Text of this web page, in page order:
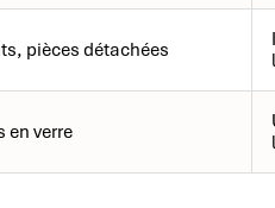
pièces détachées
en verre